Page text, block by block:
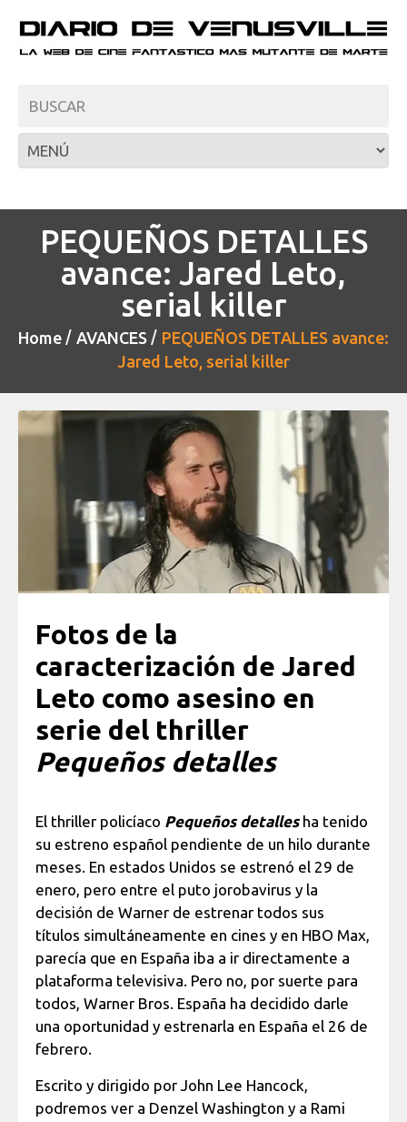
PEQUEÑOS DETALLES
avance: Jared Leto,
serial killer
Home AVANCES
PEQUEÑOS DETALLES avance:
Jared Leto, serial killer
Fotos de la
caracterización de Jared
Leto como asesino en
serie del thriller
Pequeños detalles
El thriller policíaco Pequeños detallesha tenido
su estreno español pendiente de un hilo durante
meses. En estados Unidos se estrenó el 29 de
enero, pero entre el puto jorobavirus y la
decisión de Warner de estrenar todos sus
títulos simultáneamente en cines y en HBO Max,
parecía que en España iba a ir directamente a
plataforma televisiva. Pero no, por suerte para
todos, Warner Bros. España ha decidido darle
una oportunidad y estrenarla en España el 26 de
febrero.
Escrito y dirigido por John Lee Hancock,
podremos ver a Denzel Washington y a Rami